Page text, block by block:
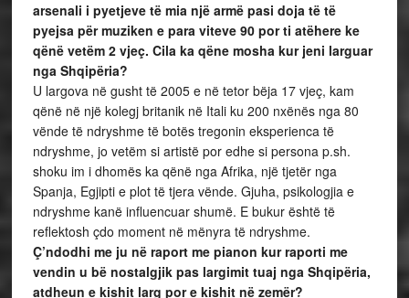
arsenali i pyetjeve të mia një armë pasi doja të të
pyejsa për muziken e para viteve 90 por ti atëhere ke
qënë vetëm 2 vjeç. Cila ka qëne mosha kur jeni larguar
nga Shqipëria?
U largova në gusht të 2005 e në tetor bëja 17 vjeç, kam
qënë në një kolegj britanik në Itali ku 200 nxënës nga 80
vënde të ndryshme të botës tregonin eksperienca të
ndryshme, jo vetëm si artistë por edhe si persona p.sh.
shoku im i dhomës ka qënë nga Afrika, një tjetër nga
Spanja, Egjipti e plot të tjera vënde. Gjuha, psikologjia e
ndryshme kanë influencuar shumë. E bukur është të
reflektosh çdo moment në mënyra të ndryshme.
Ç’ndodhi me ju në raport me pianon kur raporti me
vendin u bë nostalgjik pas largimit tuaj nga Shqipëria,
atdheun e kishit larg por e kishit në zemër?